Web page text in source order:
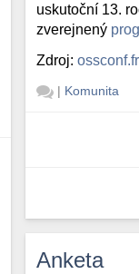
uskutoční 13.
zverejnený
Zdroj:
| Komunita
Anketa